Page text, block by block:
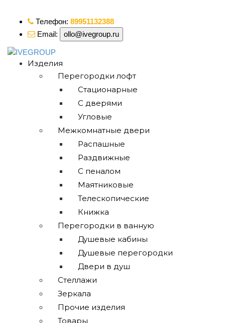
Телефон: 89951132388
Email:
ollo@ivegroup.ru
Изделия
Перегородки лофт
Стационарные
С дверями
Угловые
Межкомнатные двери
Распашные
Раздвижные
С пеналом
Маятниковые
Телескопические
Книжка
Перегородки в ванную
Душевые кабины
Душевые перегородки
Двери в душ
Стеллажи
Зеркала
Прочие изделия
Товары